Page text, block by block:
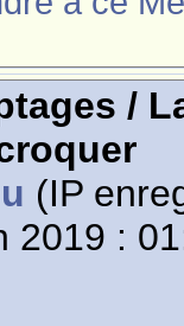
/
(IP
2019 :